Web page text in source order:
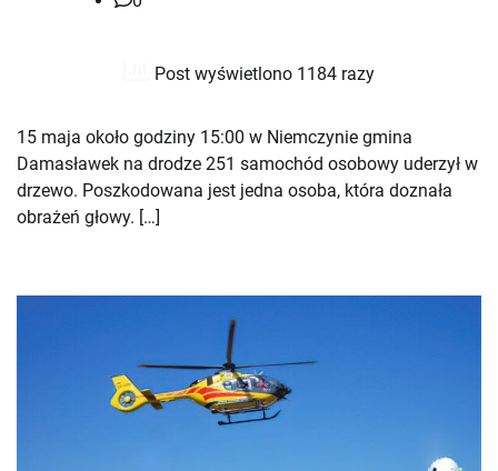
Post wyświetlono 1184 razy
15 maja około godziny 15:00 w Niemczynie gmina
Damasławek na drodze 251 samochód osobowy uderzył w
drzewo. Poszkodowana jest jedna osoba, która doznała
obrażeń głowy. […]